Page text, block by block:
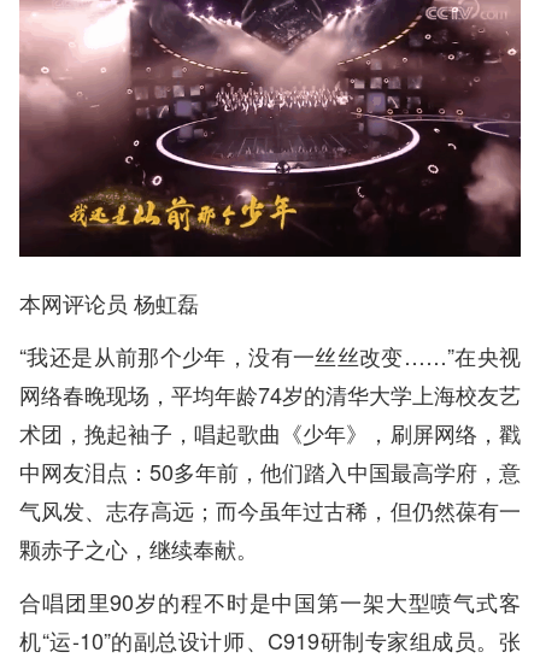
本网评论员 杨虹磊
“我还是从前那个少年，没有一丝丝改变……”在央视
网络春晚现场，平均年龄74岁的清华大学上海校友艺
术团，挽起袖子，唱起歌曲《少年》，刷屏网络，戳
中网友泪点：50多年前，他们踏入中国最高学府，意
气风发、志存高远；而今虽年过古稀，但仍然葆有一
颗赤子之心，继续奉献。
合唱团里90岁的程不时是中国第一架大型喷气式客
机“运-10”的副总设计师、C919研制专家组成员。张